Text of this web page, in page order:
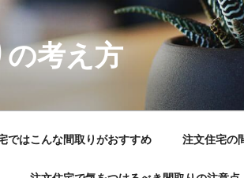
の考え方
ではこんな間取りがおすすめ 注文住宅の